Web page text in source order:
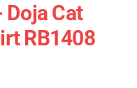
Doja Cat
RB1408